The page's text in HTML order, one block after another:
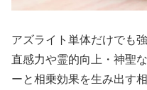
アズライト単体だけでも
直感力や霊的向上・神聖
ーと相乗効果を生み出す